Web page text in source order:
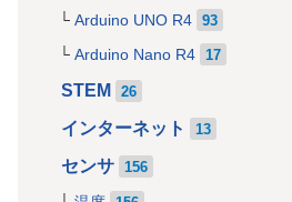
Arduino UNO R4 93
Arduino Nano R4 17
STEM 26
インターネット 13
センサ 156